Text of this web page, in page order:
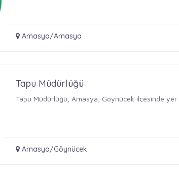
Amasya/Amasya
Tapu Müdürlüğü
Tapu Müdürlüğü, Amasya, Göynücek ilçesinde yer
Amasya/Göynücek